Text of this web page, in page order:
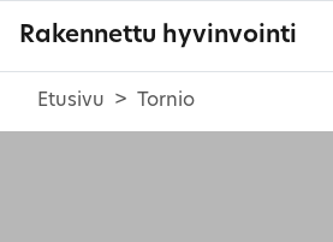
Rakennettu hyvinvointi
Etusivu Tornio